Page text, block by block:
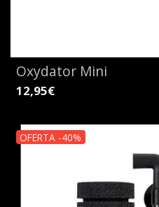
Oxydator Mini
12,95€
OFERTA -40%